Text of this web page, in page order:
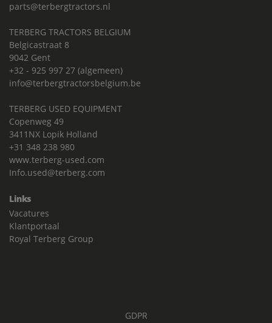
parts@terbergtractors.nl
TERBERG TRACTORS BELGIUM
Belgicastraat 8
9042 Gent
+32 - 925 997 27 (algemeen)
info@terbergtractorsbelgium.be
TERBERG USED EQUIPMENT
Copenweg 49
3411NX Lopik Holland
+31 348 238 980
www.terberg-used.com
Info.used@terberg.com
Links
Vacatures
Klantportaal
Royal Terberg Group
GDPR